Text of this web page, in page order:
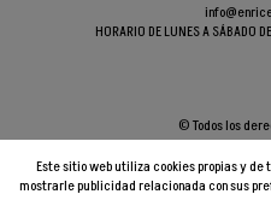
HORARIO DE LUNES A SÁBADO
Este sitio web utiliza cookies propias y
mostrarle publicidad relacionada con sus
© Todos los